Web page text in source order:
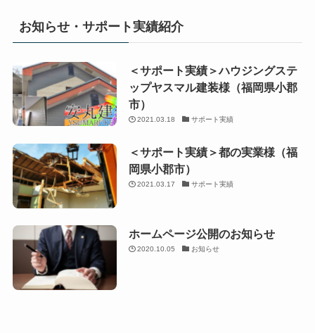
お知らせ・サポート実績紹介
＜サポート実績＞ハウジングステ
ップヤスマル建装様（福岡県小郡
市）
2021.03.18 サポート実績
＜サポート実績＞都の実業様（福
岡県小郡市）
2021.03.17 サポート実績
ホームページ公開のお知らせ
2020.10.05 お知らせ